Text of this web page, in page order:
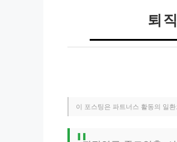
퇴
이 포스팅은 파트너스 활동의 일